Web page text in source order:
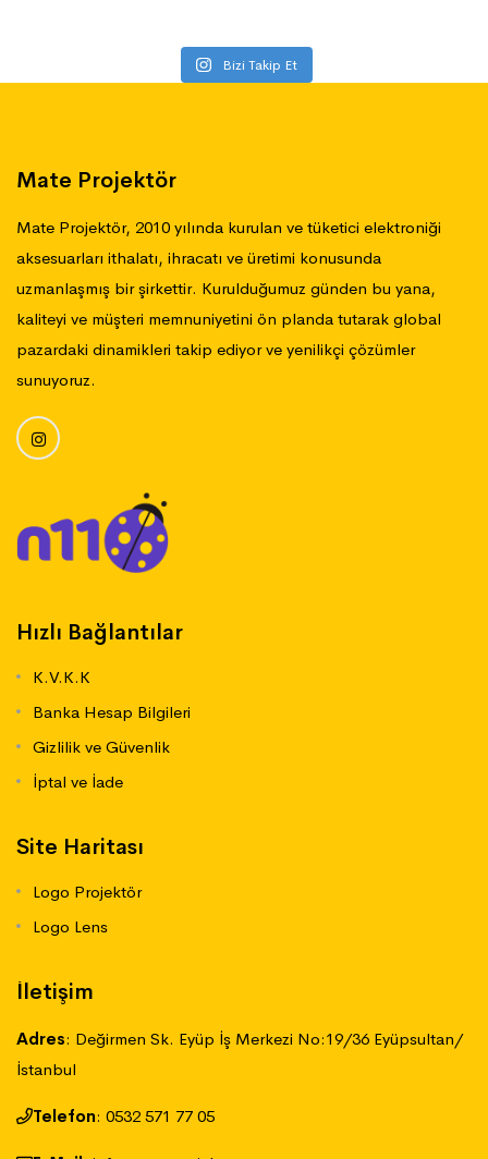
Bizi Takip Et
Mate Projektör
Mate Projektör, 2010 yılında kurulan ve tüketici elektroniği
aksesuarları ithalatı, ihracatı ve üretimi konusunda
uzmanlaşmış bir şirkettir. Kurulduğumuz günden bu yana,
kaliteyi ve müşteri memnuniyetini ön planda tutarak global
pazardaki dinamikleri takip ediyor ve yenilikçi çözümler
sunuyoruz.
Hızlı Bağlantılar
K.V.K.K
Banka Hesap Bilgileri
Gizlilik ve Güvenlik
İptal ve İade
Site Haritası
Logo Projektör
Logo Lens
İletişim
Adres: Değirmen Sk. Eyüp İş Merkezi No:19/36 Eyüpsultan/
İstanbul
Telefon: ‪0532 571 77 05